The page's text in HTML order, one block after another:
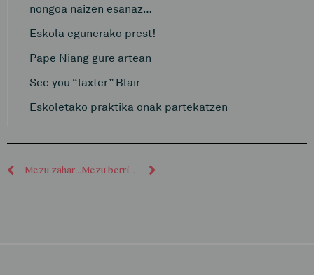
nongoa naizen esanaz…
Eskola egunerako prest!
Pape Niang gure artean
See you “laxter” Blair
Eskoletako praktika onak partekatzen
Mezu zaharragoak Mezu berriagoak